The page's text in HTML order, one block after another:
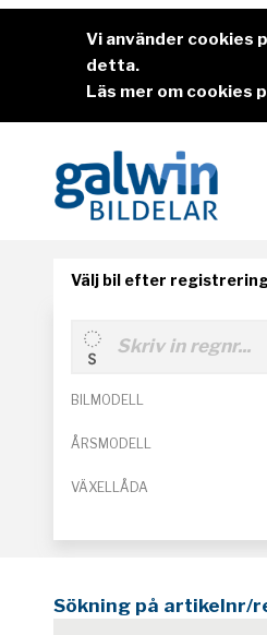
Vi använder cookies
detta.
Läs mer om cookies
Välj bil efter
BILMODELL
ÅRSMODELL
VÄXELLÅDA
Sökning på artikelnr/